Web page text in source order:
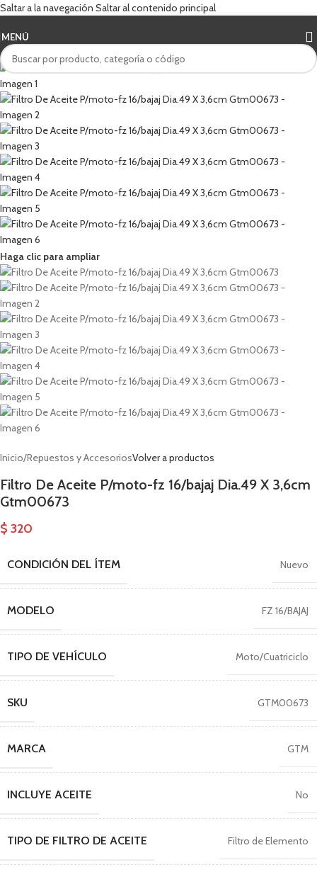
Saltar a la navegación Saltar al contenido principal
MENÚ
Haga clic para ampliar
Inicio/Repuestos y AccesoriosVolver a productos
Filtro De Aceite P/moto-fz 16/bajaj Dia.49 X 3,6cm
Gtm00673
$ 320
CONDICIÓN DEL ÍTEM Nuevo
MODELO FZ 16/BAJAJ
TIPO DE VEHÍCULO Moto/Cuatriciclo
SKU GTM00673
MARCA GTM
INCLUYE ACEITE No
TIPO DE FILTRO DE ACEITE Filtro de Elemento